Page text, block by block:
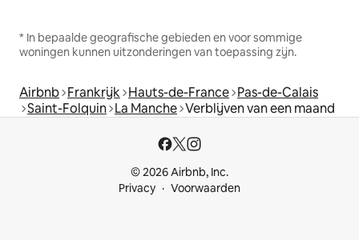
* In bepaalde geografische gebieden en voor sommige
woningen kunnen uitzonderingen van toepassing zijn.
Airbnb Frankrijk Hauts-de-France Pas-de-Calais
Saint-Folquin La Manche Verblijven van een maand
© 2026 Airbnb, Inc.
Privacy
Voorwaarden